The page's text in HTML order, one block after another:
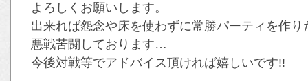
よろしくお願いします。
出来れば怨念や床を使わずに常勝パーティを作り
悪戦苦闘しております…
今後対戦等でアドバイス頂ければ嬉しいです!!